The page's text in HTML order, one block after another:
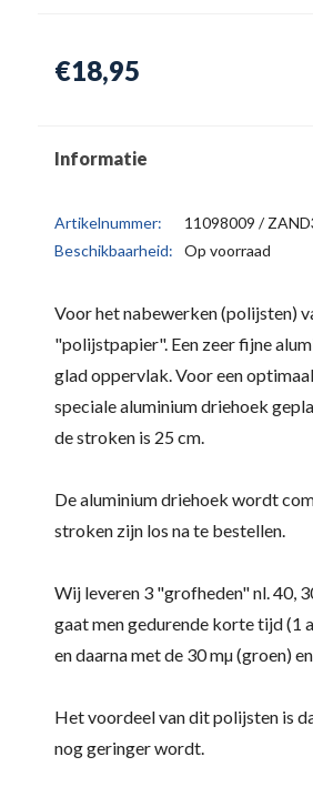
€18,95
Informatie
Artikelnummer:
11098009 /
Beschikbaarheid:
Op voorraad
Voor het nabewerken (polijsten)
"polijstpapier". Een zeer fijne
glad oppervlak. Voor een
speciale aluminium driehoek
de stroken is 25 cm.
De aluminium driehoek wordt
stroken zijn los na te bestellen.
Wij leveren 3 "grofheden" nl. 40,
gaat men gedurende korte tijd (1
en daarna met de 30 mµ (groen)
Het voordeel van dit polijsten is
nog geringer wordt.